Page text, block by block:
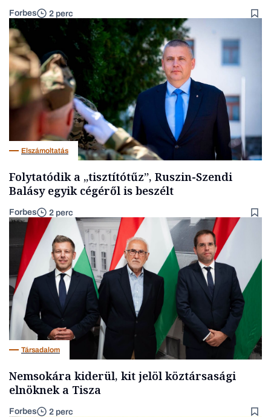
Forbes 2 perc
Elszámoltatás
Folytatódik a „tisztítótűz”, Ruszin-Szendi
Balásy egyik cégéről is beszélt
Forbes 2 perc
Társadalom
Nemsokára kiderül, kit jelöl köztársasági
elnöknek a Tisza
Forbes 2 perc